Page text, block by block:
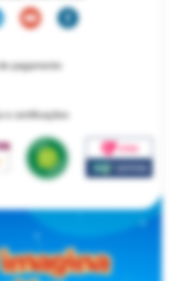
pagamento
e certificações